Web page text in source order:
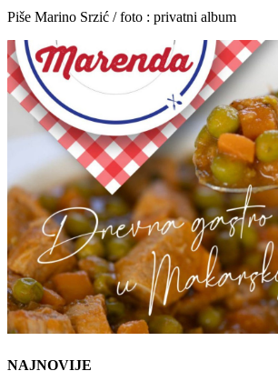
Piše Marino Srzić / foto : privatni album
NAJNOVIJE